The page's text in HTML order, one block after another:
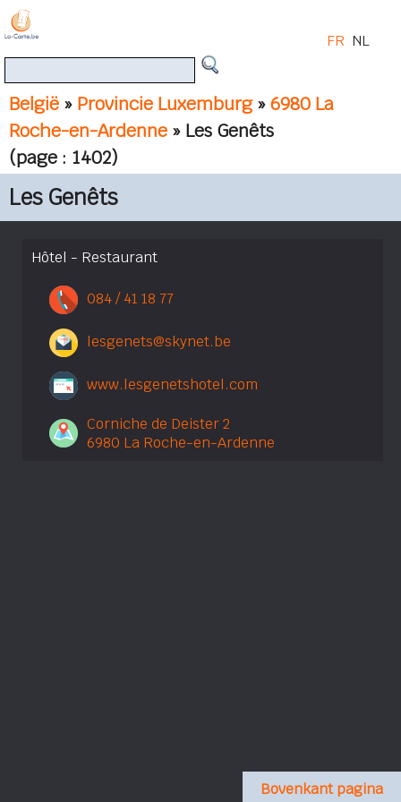
België » Provincie Luxemburg»6980 La
Roche-en-Ardenne » Les Genêts
(page : 1402)
FR NL
Les Genêts
Hôtel - Restaurant
084 / 41 18 77
lesgenets@skynet.be
www.lesgenetshotel.com
Corniche de Deister 2
6980 La Roche-en-Ardenne
Bovenkant pagina